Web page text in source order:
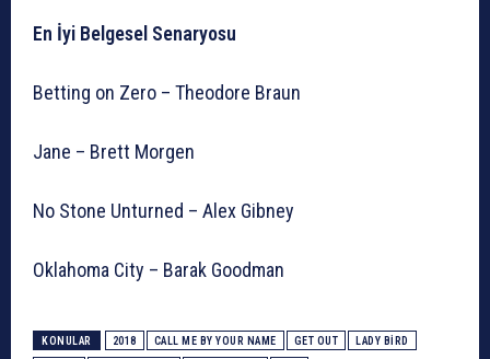
En İyi Belgesel Senaryosu
Betting on Zero – Theodore Braun
Jane – Brett Morgen
No Stone Unturned – Alex Gibney
Oklahoma City – Barak Goodman
KONULAR 2018 CALL ME BY YOUR NAME GET OUT LADY BIRD